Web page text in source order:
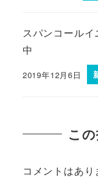
スパンコール
中
2019年12月6日
こ
コメントはあり